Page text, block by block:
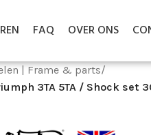
FAQ OVER ONS
| Frame & parts/
3TA 5TA / Shock set